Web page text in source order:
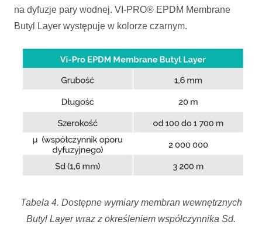
na dyfuzje pary wodnej. VI-PRO® EPDM Membrane
Butyl Layer występuje w kolorze czarnym.
Tabela 4. Dostępne wymiary membran wewnętrznych
Butyl Layer wraz z określeniem współczynnika Sd.